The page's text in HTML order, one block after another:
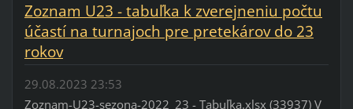
Zoznam U23 - tabuľka k zverejneniu počtu
účastí na turnajoch pre pretekárov do 23
rokov
29.08.2023 23:53
Zoznam-U23-sezona-2022_23 - Tabuľka.xlsx (33937) V